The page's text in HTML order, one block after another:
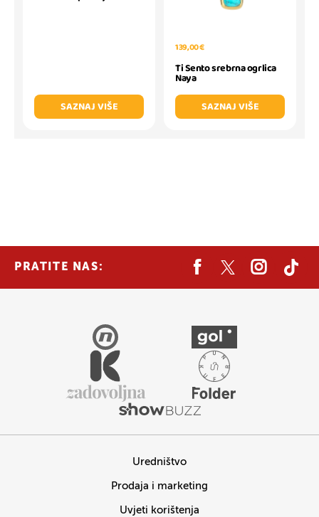
SAZNAJ VIŠE
139,00 €
Ti Sento srebrna ogrlica
Naya
SAZNAJ VIŠE
PRATITE NAS:
Uredništvo
Prodaja i marketing
Uvjeti korištenja